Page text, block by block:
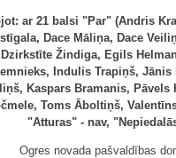
ar 21 balsi "Par" (Andris
Dace Māliņa, Dace
Žindiga, Egils
Indulis Trapiņš, Jānis
Kaspars Bramanis, Pāvels
Toms Āboltiņš,
"Atturas" - nav,
Ogres novada pašvaldības